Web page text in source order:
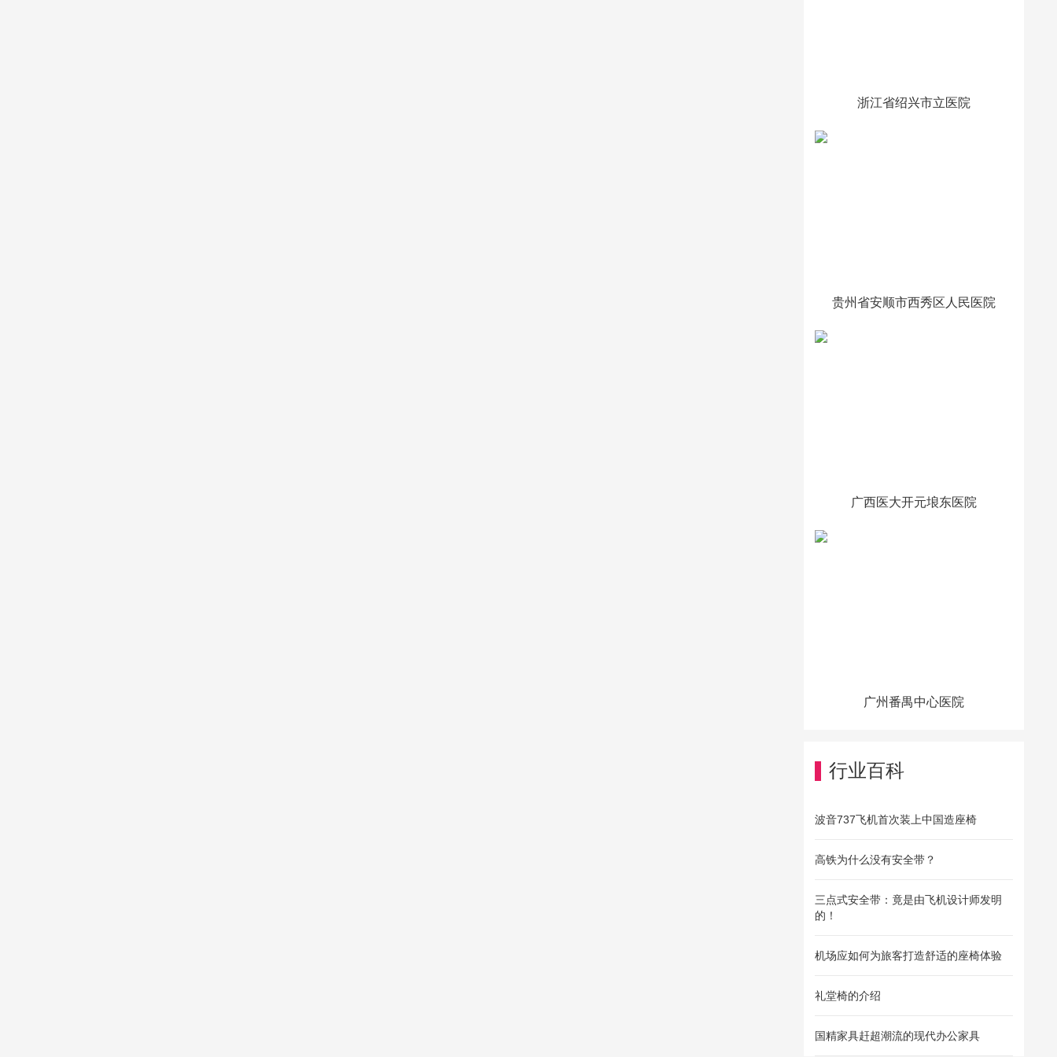
浙江省绍兴市立医院
贵州省安顺市西秀区人民医院
广西医大开元埌东医院
广州番禺中心医院
行业百科
波音737飞机首次装上中国造座椅
高铁为什么没有安全带？
三点式安全带：竟是由飞机设计师发明
的！
机场应如何为旅客打造舒适的座椅体验
礼堂椅的介绍
国精家具赶超潮流的现代办公家具